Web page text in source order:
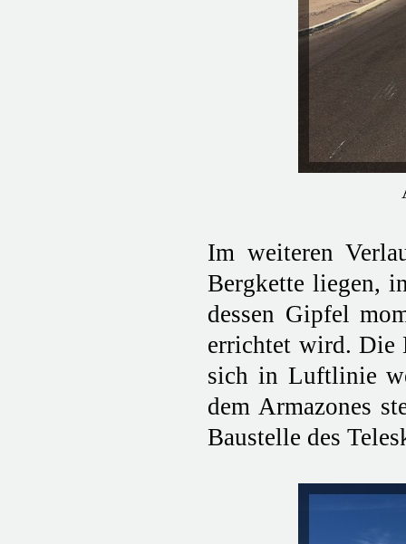
Im weiteren
Bergkette liegen,
dessen Gipfel
errichtet wird. Die
sich in Luftlinie
dem Armazones
Baustelle des